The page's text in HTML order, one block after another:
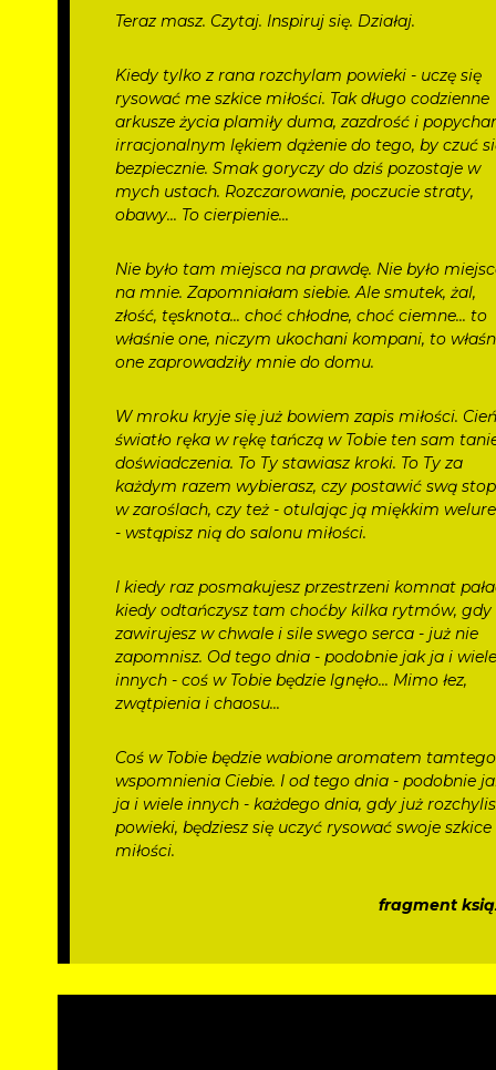
Teraz masz. Czytaj. Inspiruj się. Działaj.
Kiedy tylko z rana rozchylam powieki - uczę się
rysować me szkice miłości. Tak długo codzienne
arkusze życia plamiły duma, zazdrość i
irracjonalnym lękiem dążenie do tego, by czuć
bezpiecznie. Smak goryczy do dziś pozostaje w
mych ustach. Rozczarowanie, poczucie straty,
obawy... To cierpienie...
Nie było tam miejsca na prawdę. Nie było
na mnie. Zapomniałam siebie. Ale smutek, żal,
złość, tęsknota... choć chłodne, choć ciemne... to
właśnie one, niczym ukochani kompani, to
one zaprowadziły mnie do domu.
W mroku kryje się już bowiem zapis miłości.
światło ręka w rękę tańczą w Tobie ten sam
doświadczenia. To Ty stawiasz kroki. To Ty za
każdym razem wybierasz, czy postawić swą
w zaroślach, czy też - otulając ją miękkim
- wstąpisz nią do salonu miłości.
I kiedy raz posmakujesz przestrzeni komnat
kiedy odtańczysz tam choćby kilka rytmów, gdy
zawirujesz w chwale i sile swego serca - już nie
zapomnisz. Od tego dnia - podobnie jak ja i
innych - coś w Tobie będzie lgnęło... Mimo łez,
zwątpienia i chaosu...
Coś w Tobie będzie wabione aromatem tamtego
wspomnienia Ciebie. I od tego dnia - podobnie
ja i wiele innych - każdego dnia, gdy już
powieki, będziesz się uczyć rysować swoje szkice
miłości.
fragment